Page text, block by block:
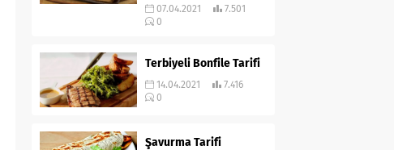
07.04.2021
7.501
0
Terbiyeli Bonfile Tarifi
14.04.2021
7.416
0
Şavurma Tarifi